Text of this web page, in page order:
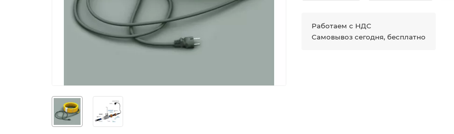
Работаем с НДС
Самовывоз сегодня, бесплатно